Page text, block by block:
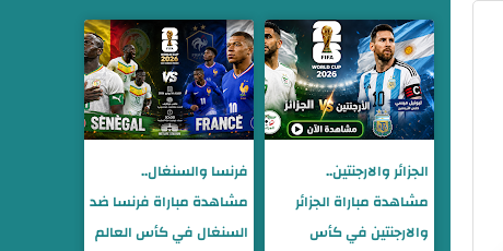
الجزائر والارجنتين..
مشاهدة مباراة الجزائر
والارجنتين في كأس
فرنسا والسنغال..
مشاهدة مباراة فرنسا ضد
السنغال في كأس العالم